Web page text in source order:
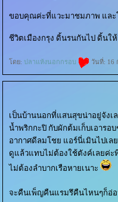
ขอบคุณค่ะที่แวะมาชมภาพ และ
ชีวิตเมืองกรุง ดิ้นรนกันไป ดิ้นใ
ดย: ปลาแห้งนอกกรอบ วันที่: 16
เป็นบ้านนอกที่แสนสุขน่าอยู่จังเ
น้ำพริกกะปิ กับผักต้มเก็บเอารอ
อากาศดีลมโชย แอร์นี่เมินไปเล
ดูแล้วแทบไม่ต้องใช้ตังค์เลยค่ะ
ไม่ต้องลำบากเรือหายเนาะ
จะคืนเพ็ญคืนแรมรึคืนไหนๆก็อ่